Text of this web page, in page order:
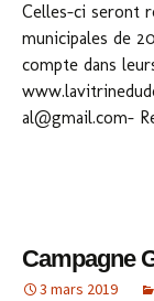
Celles-ci seront
municipales de
compte dans
al@gmail.com-
Campagne
3 mars 2019